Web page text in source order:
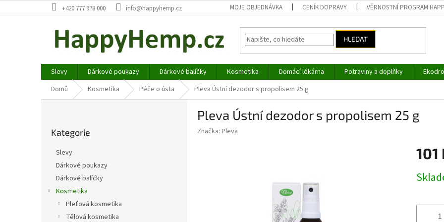
na
+420 777 978 000 info@happyhemp.cz MOJE OBJEDNÁVKA CENÍK DOPRAVY VĚRNOSTNÍ PROGRAM
HLEDAT
Slevy Dárkové poukazy Dárkové balíčky Kosmetika Domácí lékárna Potraviny a doplňky
Domů
Kosmetika Péče o ústa Pleva Ústní dezodor s propolisem 25 g
kategorie
Kategorie
Slevy
Dárkové poukazy
Dárkové balíčky
Kosmetika
Pleťová kosmetika
Tělová kosmetika
Pleva Ústní dezodor s propolisem 25 g
Značka: Pleva
101
cena: